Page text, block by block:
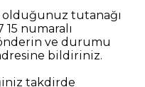
olduğunuz tutanağı
15 numaralı
ve durumu
bildiriniz.
takdirde